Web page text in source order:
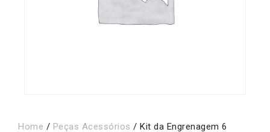
Home / Peças Acessórios / Kit da Engrenagem 6